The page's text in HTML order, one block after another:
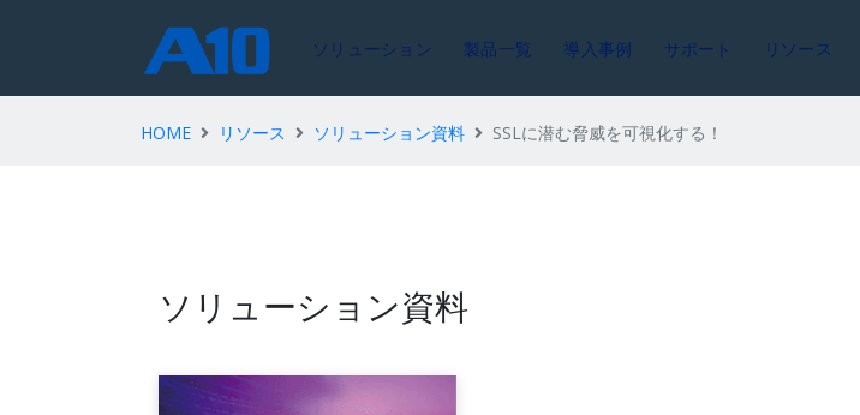
ソリューション 製品一覧 導入事例 サポート リソース
HOME リソース ソリューション資料 SSLに潜む脅威を可視化する！
ソリューション資料